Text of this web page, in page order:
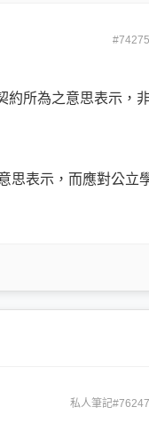
約所為之意思表示，
思表示，而應對公立
私人筆記